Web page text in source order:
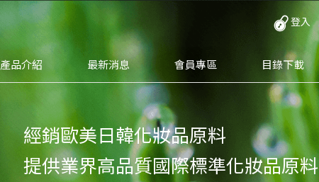
登入
產品介紹 最新消息 會員專區 目錄下載
經銷歐美日韓化妝品原料
提供業界高品質國際標準化妝品原料